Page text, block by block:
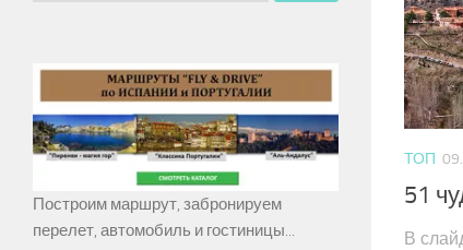
ТОП
51
В
Построим маршрут, забронируем
перелет, автомобиль и гостиницы...